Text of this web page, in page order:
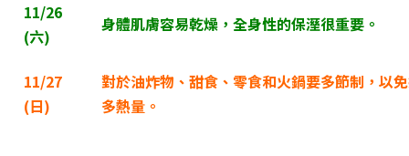
11/26
(六)
身體肌膚容易乾燥，全身性的保溼很重要。
11/27
(日)
對於油炸物、甜食、零食和火鍋要多節制，以
多熱量。